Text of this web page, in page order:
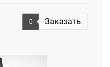
Заказать